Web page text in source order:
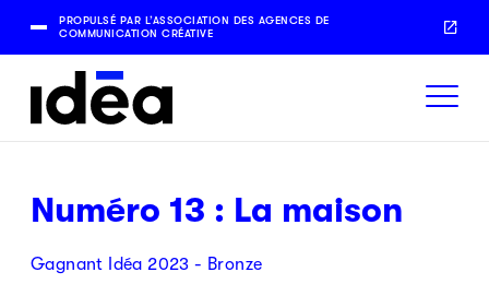
PROPULSÉ PAR L’ASSOCIATION DES AGENCES DE
COMMUNICATION CRÉATIVE
Numéro 13 : La maison
Gagnant Idéa 2023 - Bronze